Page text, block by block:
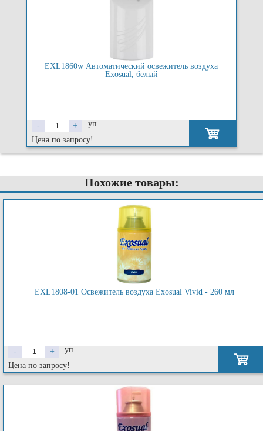
EXL1860w Автоматический освежитель воздуха
Exosual, белый
- +
уп.
Цена по запросу!
Похожие товары:
EXL1808-01 Освежитель воздуха Exosual Vivid - 260 мл
- +
уп.
Цена по запросу!